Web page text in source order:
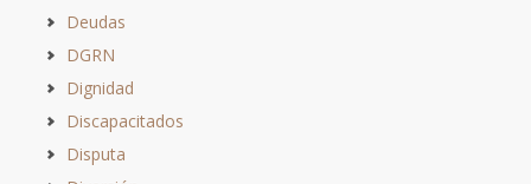
Deudas
DGRN
Dignidad
Discapacitados
Disputa